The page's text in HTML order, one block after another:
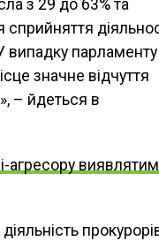
з 29 до 63% та
випадку парламенту
значне відчуття
– йдеться в
агресору